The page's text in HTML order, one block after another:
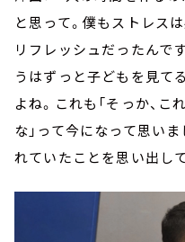
と思って。僕もストレス
リフレッシュだったんで
うはずっと子どもを見て
よね。これも「そっか、
な」って今になって思い
れていたことを思い出し